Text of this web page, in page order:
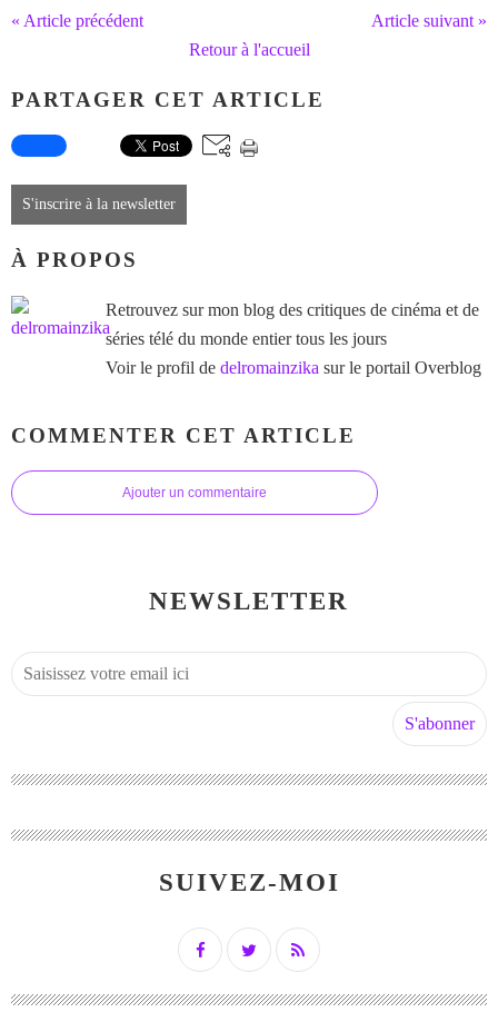
« Article précédent
Article suivant »
Retour à l'accueil
PARTAGER CET ARTICLE
S'inscrire à la newsletter
À PROPOS
Retrouvez sur mon blog des critiques de cinéma et de
séries télé du monde entier tous les jours
Voir le profil de delromainzika sur le portail Overblog
COMMENTER CET ARTICLE
Ajouter un commentaire
NEWSLETTER
SUIVEZ-MOI